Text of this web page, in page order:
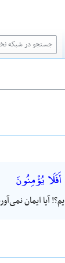
يُؤْمِنُونَ
آیا ایمان
جستجو